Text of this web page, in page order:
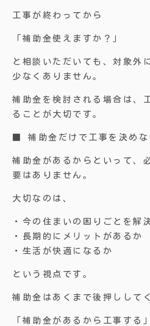
工事が終わってから
「補助金使えますか？」
と相談いただいても、対象外
少なくありません。
補助金を検討される場合は、
ることが大切です。
■ 補助金だけで工事を決めな
補助金があるからといって、
要はありません。
大切なのは、
・今の住まいの困りごとを解
・長期的にメリットがあるか
・生活が快適になるか
という視点です。
補助金はあくまで後押しして
「補助金があるから工事する